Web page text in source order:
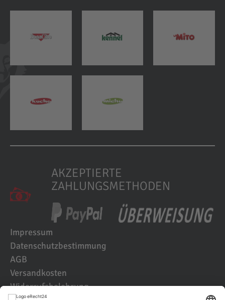
AKZEPTIERTE
ZAHLUNGSMETHODEN
Impressum
Datenschutzbestimmung
AGB
Versandkosten
Widerrufsbelehrung